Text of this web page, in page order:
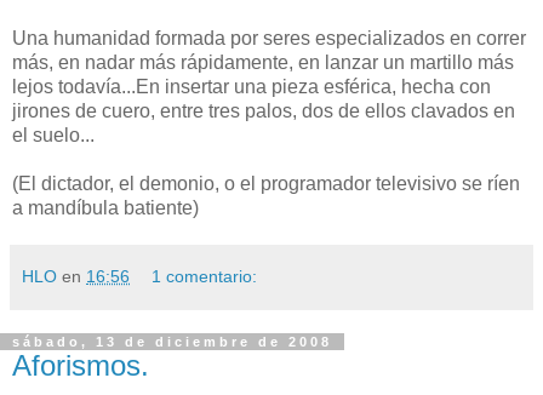
Una humanidad formada por seres especializados en correr
más, en nadar más rápidamente, en lanzar un martillo más
lejos todavía...En insertar una pieza esférica, hecha con
jirones de cuero, entre tres palos, dos de ellos clavados en
el suelo...
(El dictador, el demonio, o el programador televisivo se ríen
a mandíbula batiente)
HLO en 16:56 1 comentario:
sábado, 13 de diciembre de 2008
Aforismos.